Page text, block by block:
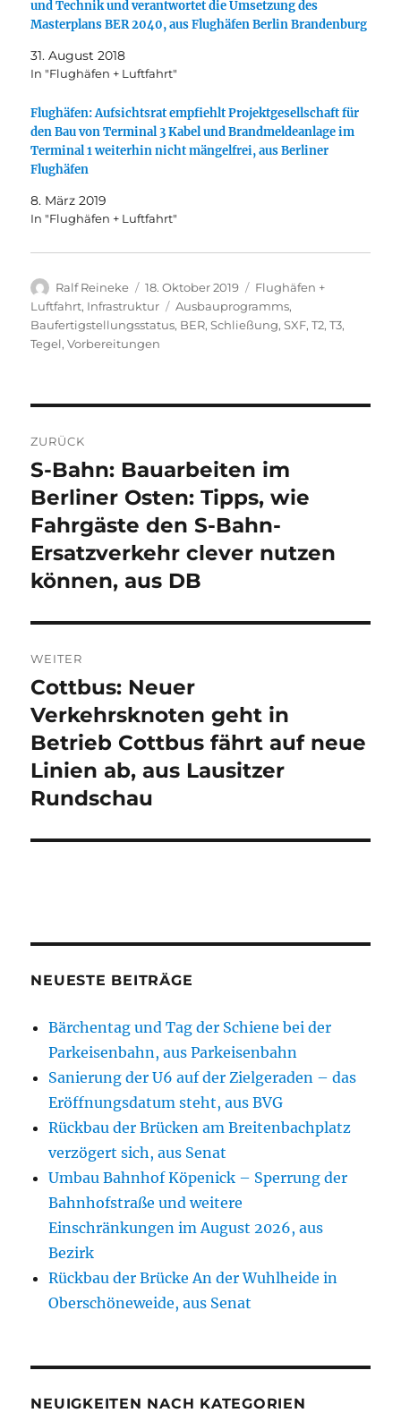
und Technik und verantwortet die Umsetzung des
Masterplans BER 2040, aus Flughäfen Berlin Brandenburg
31. August 2018
In "Flughäfen + Luftfahrt"
Flughäfen: Aufsichtsrat empfiehlt Projektgesellschaft für
den Bau von Terminal 3 Kabel und Brandmeldeanlage im
Terminal 1 weiterhin nicht mängelfrei, aus Berliner
Flughäfen
8. März 2019
In "Flughäfen + Luftfahrt"
Autor
Ralf Reineke
Veröffentlicht
am
18. Oktober 2019 Kategorien
Flughäfen +
Luftfahrt, Infrastruktur Schlagwörter
Ausbauprogramms,
Baufertigstellungsstatus, BER,Schließung,SXF,T2,T3,
Tegel,Vorbereitungen
ZURÜCK
Vorheriger
Beitrag:
S-Bahn: Bauarbeiten im
Berliner Osten: Tipps, wie
Fahrgäste den S-Bahn-
Ersatzverkehr clever nutzen
können, aus DB
WEITER
Nächster
Beitrag:
Cottbus: Neuer
Verkehrsknoten geht in
Betrieb Cottbus fährt auf neue
Linien ab, aus Lausitzer
Rundschau
NEUESTE BEITRÄGE
Bärchentag und Tag der Schiene bei der
Parkeisenbahn, aus Parkeisenbahn
Sanierung der U6 auf der Zielgeraden – das
Eröffnungsdatum steht, aus BVG
Rückbau der Brücken am Breitenbachplatz
verzögert sich, aus Senat
Umbau Bahnhof Köpenick – Sperrung der
Bahnhofstraße und weitere
Einschränkungen im August 2026, aus
Bezirk
Rückbau der Brücke An der Wuhlheide in
Oberschöneweide, aus Senat
NEUIGKEITEN NACH KATEGORIEN